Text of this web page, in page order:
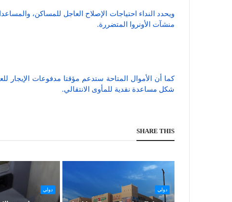
ويحدد النداء احتياجات الإصلاح العاجل للمساكن،
منشآت الأونروا المتضررة.
كما أن الأموال المتاحة ستدعم مؤقتا مدفوعات الإيجار
شكل مساعدة نقدية للمأوى الانتقالي.
SHARE THIS
دولي دولي